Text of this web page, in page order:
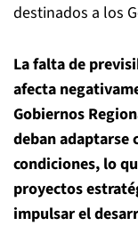
destinados a los
La falta de
afecta
Gobiernos
deban adaptarse
condiciones, lo
proyectos
impulsar el